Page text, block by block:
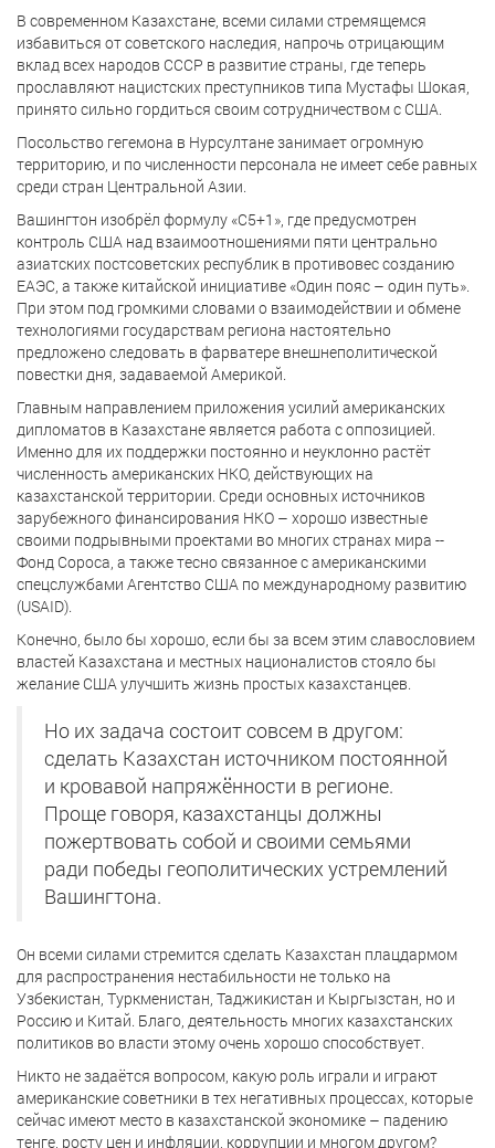
В современном Казахстане, всеми силами стремящемся
избавиться от советского наследия, напрочь отрицающим
вклад всех народов СССР в развитие страны, где теперь
прославляют нацистских преступников типа Мустафы Шокая,
принято сильно гордиться своим сотрудничеством с США.
Посольство гегемона в Нурсултане занимает огромную
территорию, и по численности персонала не имеет себе равных
среди стран Центральной Азии.
Вашингтон изобрёл формулу «С5+1», где предусмотрен
контроль США над взаимоотношениями пяти центрально
азиатских постсоветских республик в противовес созданию
ЕАЭС, а также китайской инициативе «Один пояс – один путь».
При этом под громкими словами о взаимодействии и обмене
технологиями государствам региона настоятельно
предложено следовать в фарватере внешнеполитической
повестки дня, задаваемой Америкой.
Главным направлением приложения усилий американских
дипломатов в Казахстане является работа с оппозицией.
Именно для их поддержки постоянно и неуклонно растёт
численность американских НКО, действующих на
казахстанской территории. Среди основных источников
зарубежного финансирования НКО – хорошо известные
своими подрывными проектами во многих странах мира --
Фонд Сороса, а также тесно связанное с американскими
спецслужбами Агентство США по международному развитию
(USAID).
Конечно, было бы хорошо, если бы за всем этим славословием
властей Казахстана и местных националистов стояло бы
желание США улучшить жизнь простых казахстанцев.
Но их задача состоит совсем в другом:
сделать Казахстан источником постоянной
и кровавой напряжённости в регионе.
Проще говоря, казахстанцы должны
пожертвовать собой и своими семьями
ради победы геополитических устремлений
Вашингтона.
Он всеми силами стремится сделать Казахстан плацдармом
для распространения нестабильности не только на
Узбекистан, Туркменистан, Таджикистан и Кыргызстан, но и
Россию и Китай. Благо, деятельность многих казахстанских
политиков во власти этому очень хорошо способствует.
Никто не задаётся вопросом, какую роль играли и играют
американские советники в тех негативных процессах, которые
сейчас имеют место в казахстанской экономике – падению
тенге, росту цен и инфляции, коррупции и многом другом?